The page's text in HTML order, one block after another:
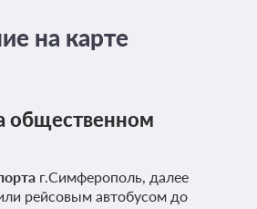
на карте
общественном
г.Симферополь, далее
рейсовым автобусом до